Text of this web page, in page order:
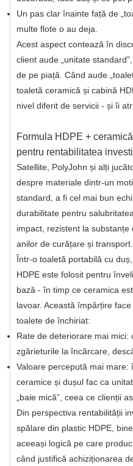
Un pas clar înainte față de
multe flote o au deja.
Acest aspect contează în
client aude „unitate
de pe piață. Când aude
toaletă ceramică și cabină
nivel diferit de servicii - și îi
Formula HDPE +
pentru rentabilitatea
Satellite, PolyJohn și alți
despre materiale dintr-un
standard, a fi cel mai bun
durabilitate pentru
impact, rezistent la
anilor de curățare și transport.
Într-o toaletă portabilă cu
HDPE este folosit pentru
bază - în timp ce ceramica
lavoar. Această împărțire
toalete de închiriat:
Rate de deteriorare mai mici:
zgârieturile la încărcare,
Valoare percepută mai
ceramice și dușul fac ca
„baie mică”, ceea ce clienții
Din perspectiva rentabilității
spălare din plastic HDPE,
aceeași logică pe care
când justifică achiziționarea